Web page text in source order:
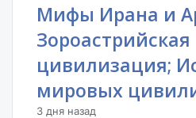
Мифы Ирана и
Зороастрийская
цивилизация;
мировых
3 дня назад